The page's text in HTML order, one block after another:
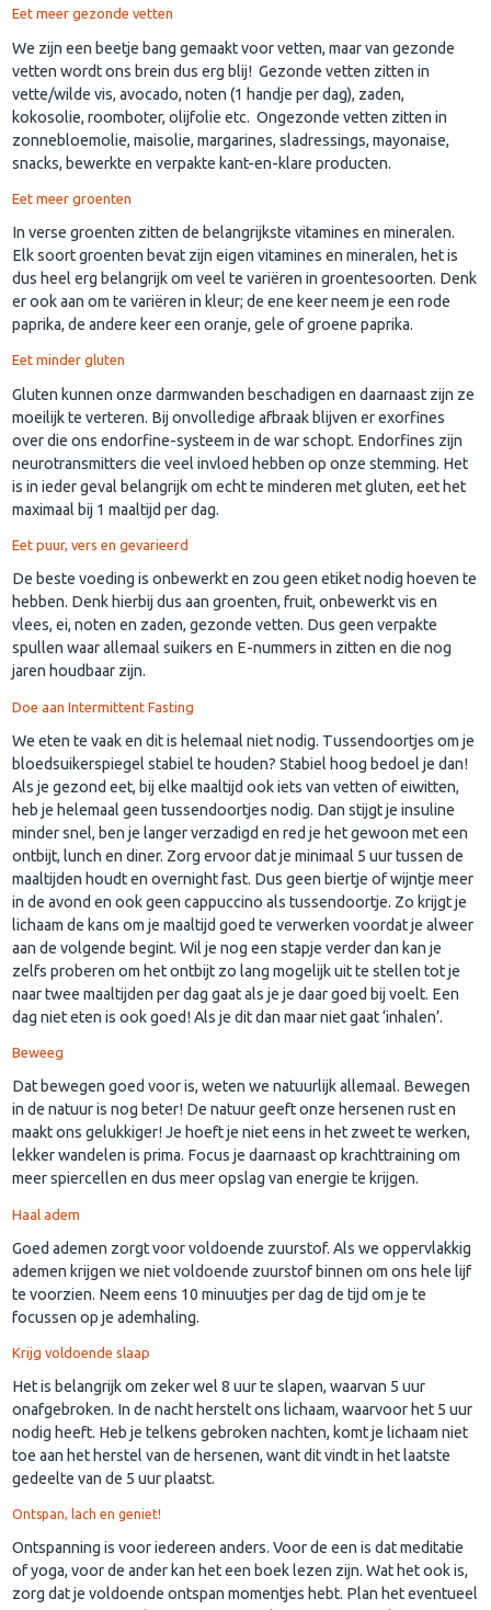
Eet meer gezonde vetten
We zijn een beetje bang gemaakt voor vetten, maar van gezonde
vetten wordt ons brein dus erg blij! Gezonde vetten zitten in
vette/wilde vis, avocado, noten (1 handje per dag), zaden,
kokosolie, roomboter, olijfolie etc. Ongezonde vetten zitten in
zonnebloemolie, maisolie, margarines, sladressings, mayonaise,
snacks, bewerkte en verpakte kant-en-klare producten.
Eet meer groenten
In verse groenten zitten de belangrijkste vitamines en mineralen.
Elk soort groenten bevat zijn eigen vitamines en mineralen, het is
dus heel erg belangrijk om veel te variëren in groentesoorten. Denk
er ook aan om te variëren in kleur; de ene keer neem je een rode
paprika, de andere keer een oranje, gele of groene paprika.
Eet minder gluten
Gluten kunnen onze darmwanden beschadigen en daarnaast zijn ze
moeilijk te verteren. Bij onvolledige afbraak blijven er exorfines
over die ons endorfine-systeem in de war schopt. Endorfines zijn
neurotransmitters die veel invloed hebben op onze stemming. Het
is in ieder geval belangrijk om echt te minderen met gluten, eet het
maximaal bij 1 maaltijd per dag.
Eet puur, vers en gevarieerd
De beste voeding is onbewerkt en zou geen etiket nodig hoeven te
hebben. Denk hierbij dus aan groenten, fruit, onbewerkt vis en
vlees, ei, noten en zaden, gezonde vetten. Dus geen verpakte
spullen waar allemaal suikers en E-nummers in zitten en die nog
jaren houdbaar zijn.
Doe aan Intermittent Fasting
We eten te vaak en dit is helemaal niet nodig. Tussendoortjes om je
bloedsuikerspiegel stabiel te houden? Stabiel hoog bedoel je dan!
Als je gezond eet, bij elke maaltijd ook iets van vetten of eiwitten,
heb je helemaal geen tussendoortjes nodig. Dan stijgt je insuline
minder snel, ben je langer verzadigd en red je het gewoon met een
ontbijt, lunch en diner. Zorg ervoor dat je minimaal 5 uur tussen de
maaltijden houdt en overnight fast. Dus geen biertje of wijntje meer
in de avond en ook geen cappuccino als tussendoortje. Zo krijgt je
lichaam de kans om je maaltijd goed te verwerken voordat je alweer
aan de volgende begint. Wil je nog een stapje verder dan kan je
zelfs proberen om het ontbijt zo lang mogelijk uit te stellen tot je
naar twee maaltijden per dag gaat als je je daar goed bij voelt. Een
dag niet eten is ook goed! Als je dit dan maar niet gaat ‘inhalen’.
Beweeg
Dat bewegen goed voor is, weten we natuurlijk allemaal. Bewegen
in de natuur is nog beter! De natuur geeft onze hersenen rust en
maakt ons gelukkiger! Je hoeft je niet eens in het zweet te werken,
lekker wandelen is prima. Focus je daarnaast op krachttraining om
meer spiercellen en dus meer opslag van energie te krijgen.
Haal adem
Goed ademen zorgt voor voldoende zuurstof. Als we oppervlakkig
ademen krijgen we niet voldoende zuurstof binnen om ons hele lijf
te voorzien. Neem eens 10 minuutjes per dag de tijd om je te
focussen op je ademhaling.
Krijg voldoende slaap
Het is belangrijk om zeker wel 8 uur te slapen, waarvan 5 uur
onafgebroken. In de nacht herstelt ons lichaam, waarvoor het 5 uur
nodig heeft. Heb je telkens gebroken nachten, komt je lichaam niet
toe aan het herstel van de hersenen, want dit vindt in het laatste
gedeelte van de 5 uur plaatst.
Ontspan, lach en geniet!
Ontspanning is voor iedereen anders. Voor de een is dat meditatie
of yoga, voor de ander kan het een boek lezen zijn. Wat het ook is,
zorg dat je voldoende ontspan momentjes hebt. Plan het eventueel